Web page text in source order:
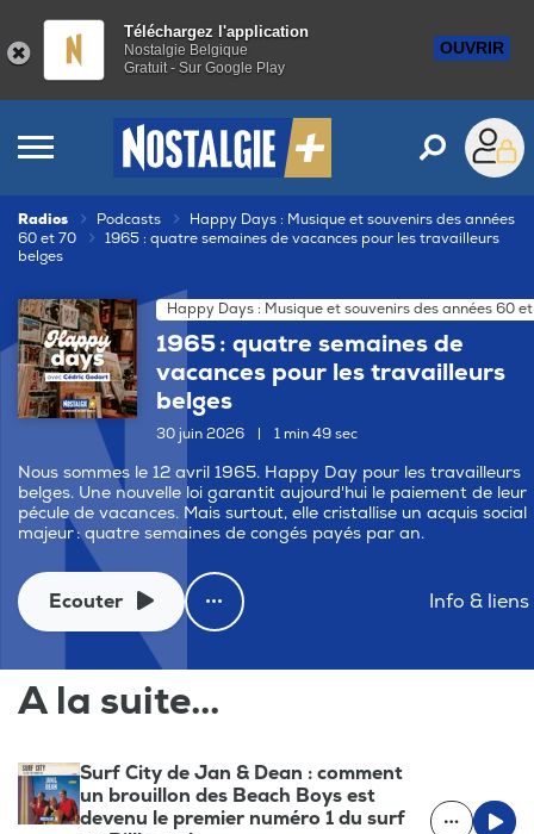
Téléchargez l'application
Nostalgie Belgique
Gratuit - Sur Google Play
OUVRIR
Radios Podcasts
Happy Days : Musique et souvenirs des années
60 et 70
1965 : quatre semaines de vacances pour les travailleurs
belges
Happy Days : Musique et souvenirs des années 60
1965 : quatre semaines de
vacances pour les travailleurs
belges
30 juin 2026 1 min 49 sec
Nous sommes le 12 avril 1965. Happy Day pour les travailleurs
belges. Une nouvelle loi garantit aujourd'hui le paiement de leur
pécule de vacances. Mais surtout, elle cristallise un acquis social
majeur : quatre semaines de congés payés par an.
Ecouter Info & liens
A la suite...
Surf City de Jan & Dean : comment
un brouillon des Beach Boys est
devenu le premier numéro 1 du surf